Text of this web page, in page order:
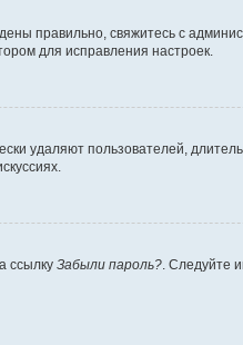
правильно, свяжитесь с
для исправления настроек.
удаляют пользователей,
ссылкуЗабыли пароль?. Следуйте